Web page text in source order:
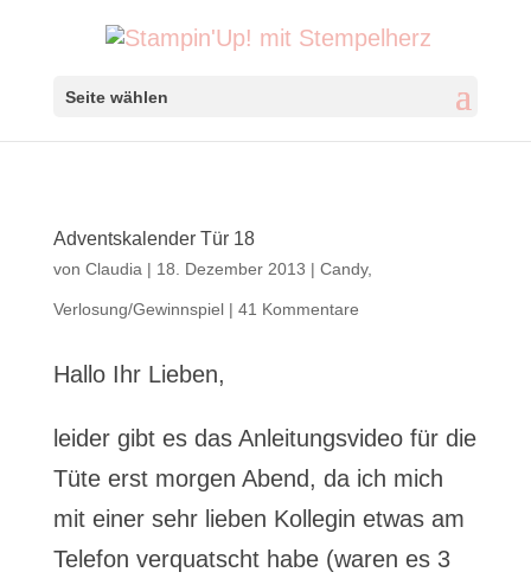
Seite wählen
Adventskalender Tür 18
von Claudia | 18. Dezember 2013 | Candy,
Verlosung/Gewinnspiel| 41 Kommentare
Hallo Ihr Lieben,
leider gibt es das Anleitungsvideo für die
Tüte erst morgen Abend, da ich mich
mit einer sehr lieben Kollegin etwas am
Telefon verquatscht habe (waren es 3